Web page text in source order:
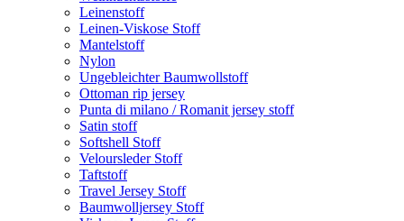
Leinenstoff
Leinen-Viskose Stoff
Mantelstoff
Nylon
Ungebleichter Baumwollstoff
Ottoman rip jersey
Punta di milano / Romanit jersey stoff
Satin stoff
Softshell Stoff
Veloursleder Stoff
Taftstoff
Travel Jersey Stoff
Baumwolljersey Stoff